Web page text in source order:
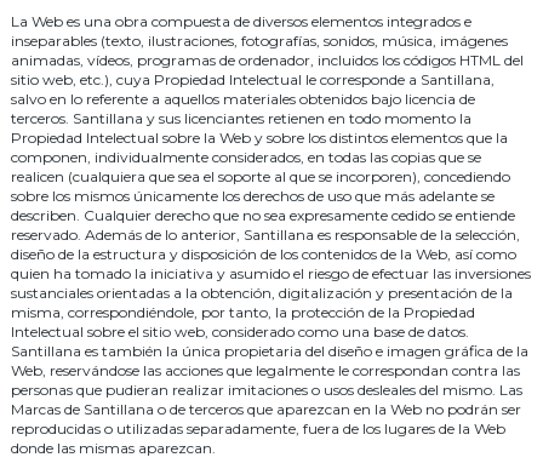
La Web es una obra compuesta de diversos elementos integrados e
inseparables (texto, ilustraciones, fotografías, sonidos, música, imágenes
animadas, vídeos, programas de ordenador, incluidos los códigos HTML del
sitio web, etc.), cuya Propiedad Intelectual le corresponde a Santillana,
salvo en lo referente a aquellos materiales obtenidos bajo licencia de
terceros. Santillana y sus licenciantes retienen en todo momento la
Propiedad Intelectual sobre la Web y sobre los distintos elementos que la
componen, individualmente considerados, en todas las copias que se
realicen (cualquiera que sea el soporte al que se incorporen), concediendo
sobre los mismos únicamente los derechos de uso que más adelante se
describen. Cualquier derecho que no sea expresamente cedido se entiende
reservado. Además de lo anterior, Santillana es responsable de la selección,
diseño de la estructura y disposición de los contenidos de la Web, así como
quien ha tomado la iniciativa y asumido el riesgo de efectuar las inversiones
sustanciales orientadas a la obtención, digitalización y presentación de la
misma, correspondiéndole, por tanto, la protección de la Propiedad
Intelectual sobre el sitio web, considerado como una base de datos.
Santillana es también la única propietaria del diseño e imagen gráfica de la
Web, reservándose las acciones que legalmente le correspondan contra las
personas que pudieran realizar imitaciones o usos desleales del mismo. Las
Marcas de Santillana o de terceros que aparezcan en la Web no podrán ser
reproducidas o utilizadas separadamente, fuera de los lugares de la Web
donde las mismas aparezcan.